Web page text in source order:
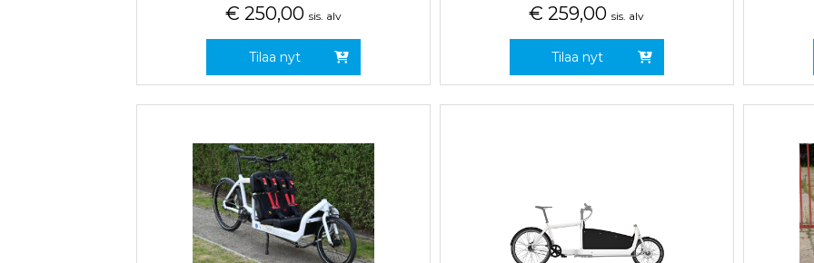
€ 250,00 sis. alv
Tilaa nyt
€ 259,00 sis. alv
Tilaa nyt